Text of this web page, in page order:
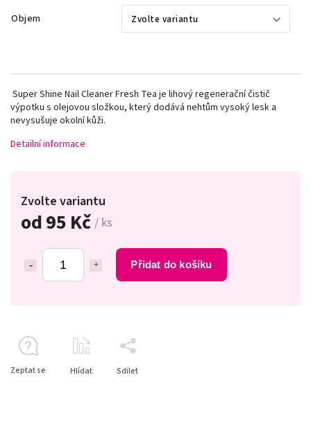
Objem
od95 Kč / ks
Přidat do košíku
Zvolte variantu
Super Shine Nail Cleaner Fresh Tea je lihový regenerační čistič
výpotku s olejovou složkou, který dodává nehtům vysoký lesk a
nevysušuje okolní kůži.
Detailní informace
Zeptat se Hlídat Sdílet